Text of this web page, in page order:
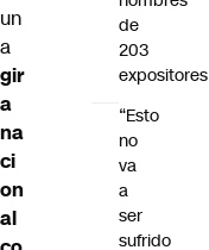
un
a
gir
a
na
ci
on
al
de
203
expositores
“Esto
no
va
a
ser
sufrido